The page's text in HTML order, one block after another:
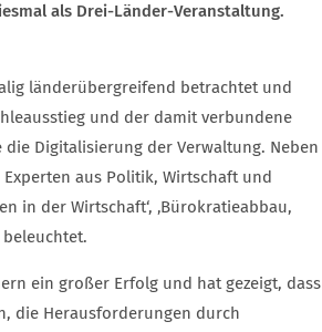
als Drei-Länder-Veranstaltung.
länderübergreifend betrachtet und
und der damit verbundene
Digitalisierung der Verwaltung. Neben
aus Politik, Wirtschaft und
in der Wirtschaft‘, ‚Bürokratieabbau,
ein großer Erfolg und hat gezeigt, dass
die Herausforderungen durch